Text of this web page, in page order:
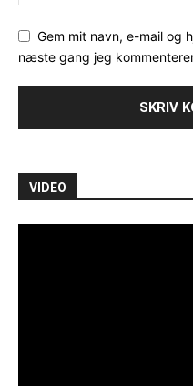
Gem mit navn, e-mail og
næste gang jeg
VIDEO